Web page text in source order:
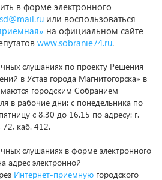
в форме электронного
или воспользоваться
на официальном сайте
www.sobranie74.ru.
слушаниях по проекту Решения
в Устав города Магнитогорска» в
городским Собранием
в рабочие дни: с понедельника по
с 8.30 до 16.15 по адресу: г.
72, каб. 412.
слушаниях в форме электронного
адрес электронной
Интернет-приемную городского